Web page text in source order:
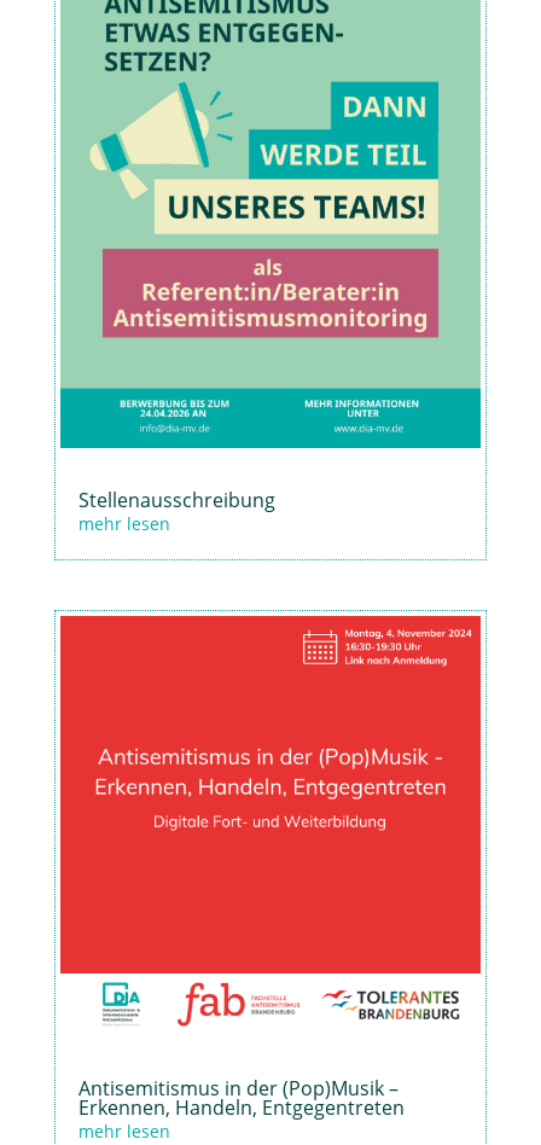
Stellenausschreibung
mehr lesen
Antisemitismus in der (Pop)Musik –
Erkennen, Handeln, Entgegentreten
mehr lesen